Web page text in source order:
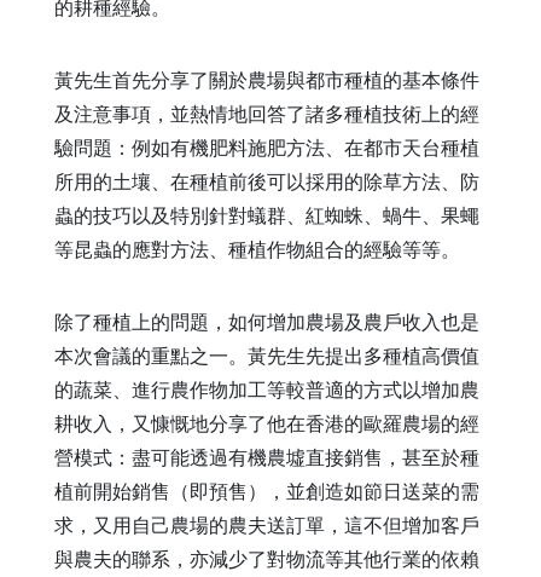
的耕種經驗。
黃先生首先分享了關於農場與都市種植的基本條件
及注意事項，並熱情地回答了諸多種植技術上的經
驗問題：例如有機肥料施肥方法、在都市天台種植
所用的土壤、在種植前後可以採用的除草方法、防
蟲的技巧以及特別針對蟻群、紅蜘蛛、蝸牛、果蠅
等昆蟲的應對方法、種植作物組合的經驗等等。
除了種植上的問題，如何增加農場及農戶收入也是
本次會議的重點之一。黃先生先提出多種植高價值
的蔬菜、進行農作物加工等較普適的方式以增加農
耕收入，又慷慨地分享了他在香港的歐羅農場的經
營模式：盡可能透過有機農墟直接銷售，甚至於種
植前開始銷售（即預售），並創造如節日送菜的需
求，又用自己農場的農夫送訂單，這不但增加客戶
與農夫的聯系，亦減少了對物流等其他行業的依賴